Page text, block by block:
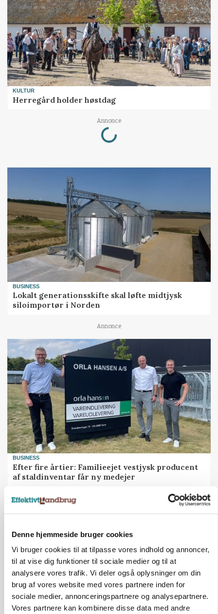
Denne hjemmeside bruger cookies
Vi bruger cookies til at tilpasse vores indhold og annoncer,
til at vise dig funktioner til sociale medier og til at
analysere vores trafik. Vi deler også oplysninger om din
brug af vores website med vores partnere inden for
sociale medier, annonceringspartnere og analysepartnere.
Vores partnere kan kombinere disse data med andre
KULTUR
Herregård holder høstdag
Annonce
Loading...
BUSINESS
Lokalt generationsskifte skal løfte midtjysk
siloimportør i Norden
Annonce
BUSINESS
Efter fire årtier: Familieejet vestjysk producent
af staldinventar får ny medejer
snurre igen
Annonce
Loading...